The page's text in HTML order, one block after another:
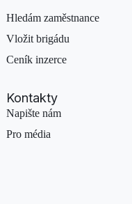
Hledám zaměstnance
Vložit brigádu
Ceník inzerce
Kontakty
Napište nám
Pro média